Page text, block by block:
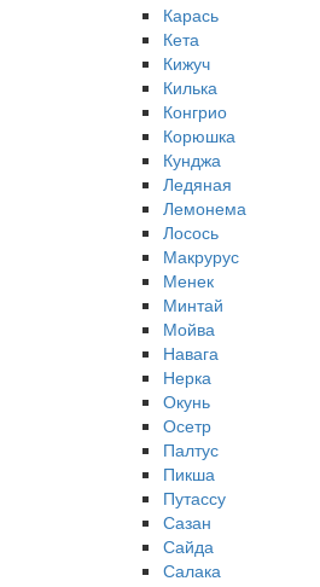
Карась
Кета
Кижуч
Килька
Конгрио
Корюшка
Кунджа
Ледяная
Лемонема
Лосось
Макрурус
Менек
Минтай
Мойва
Навага
Нерка
Окунь
Осетр
Палтус
Пикша
Путассу
Сазан
Сайда
Салака